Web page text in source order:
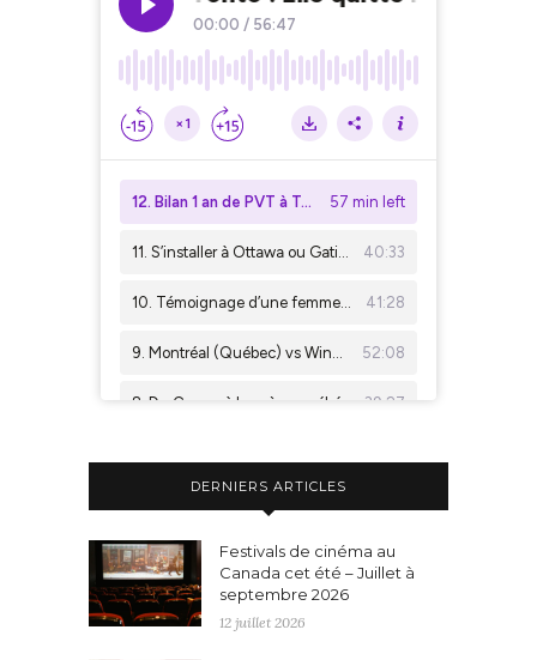
DERNIERS ARTICLES
Festivals de cinéma au
Canada cet été – Juillet à
septembre 2026
12 juillet 2026